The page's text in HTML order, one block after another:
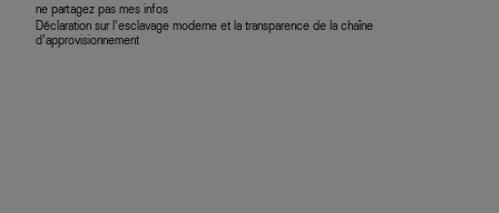
ne partagez pas mes infos
Déclaration sur l’esclavage moderne et la transparence de la chaîne
d’approvisionnement